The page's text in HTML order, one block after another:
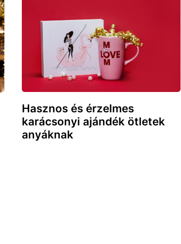
Hasznos és érzelmes
karácsonyi ajándék ötletek
anyáknak